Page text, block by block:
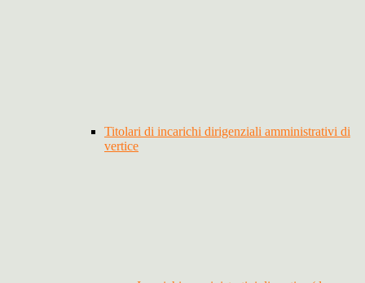
Titolari di incarichi dirigenziali amministrativi di
vertice